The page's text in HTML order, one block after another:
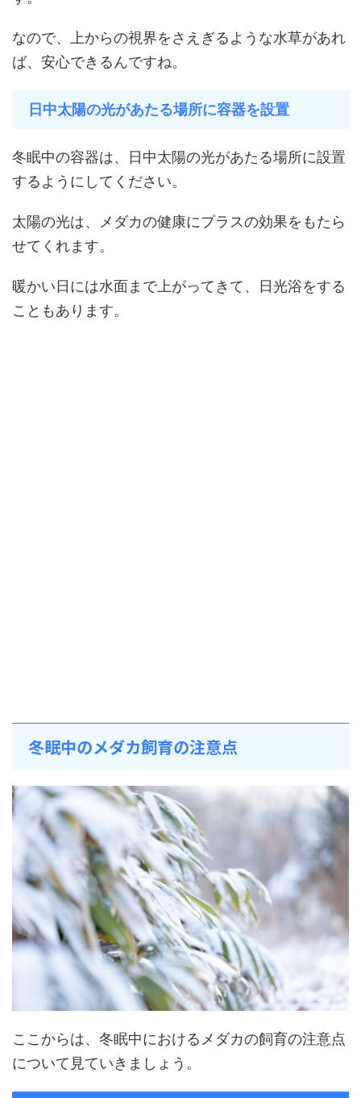
なので、上からの視界をさえぎるような水草があれ
ば、安心できるんですね。
日中太陽の光があたる場所に容器を設置
冬眠中の容器は、日中太陽の光があたる場所に設置
するようにしてください。
太陽の光は、メダカの健康にプラスの効果をもたら
せてくれます。
暖かい日には水面まで上がってきて、日光浴をする
こともあります。
冬眠中のメダカ飼育の注意点
ここからは、冬眠中におけるメダカの飼育の注意点
について見ていきましょう。